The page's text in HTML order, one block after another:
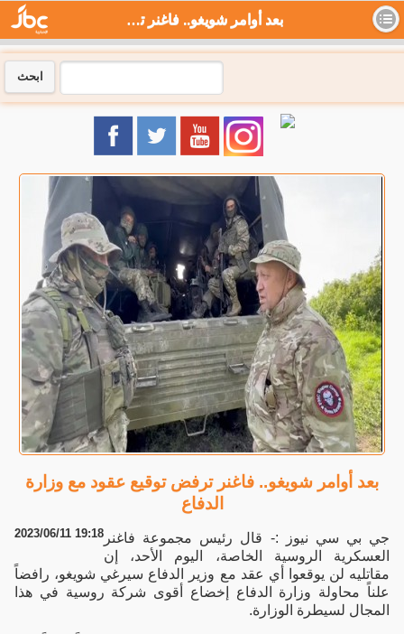
بعد أوامر شويغو.. فاغنر ترفض توقيع عقود مع وزارة الدفاع - جي بي سي نيوز
ابحث
بعد أوامر شويغو.. فاغنر ترفض توقيع عقود مع وزارة
الدفاع
2023/06/11 19:18 جي بي سي نيوز :- قال رئيس مجموعة فاغنر
العسكرية الروسية الخاصة، اليوم الأحد، إن
مقاتليه لن يوقعوا أي عقد مع وزير الدفاع سيرغي شويغو، رافضاً
علناً محاولة وزارة الدفاع إخضاع أقوى شركة روسية في هذا
المجال لسيطرة الوزارة.